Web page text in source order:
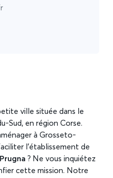
ville située dans le
Sud, en région Corse.
à Grosseto-
l’établissement de
? Ne vous inquiétez
cette mission. Notre